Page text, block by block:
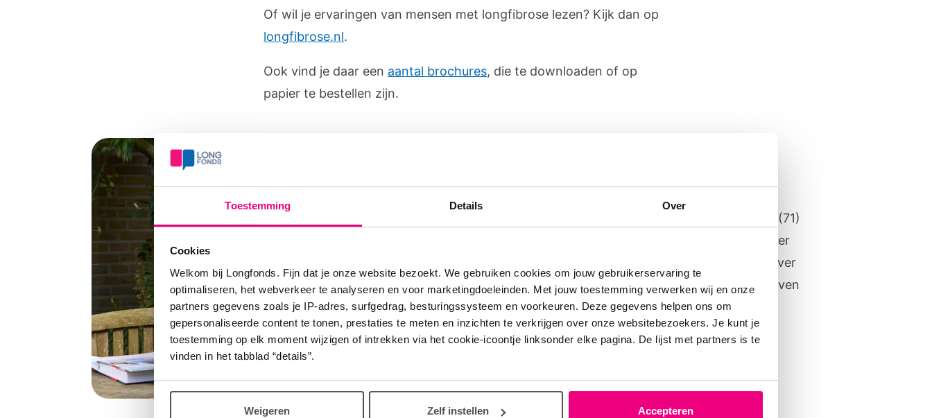
Toestemming Details Over
Cookies
Welkom bij Longfonds. Fijn dat je onze website bezoekt. We gebruiken cookies om jouw gebruikerservaring te
optimaliseren, het webverkeer te analyseren en voor marketingdoeleinden. Met jouw toestemming verwerken wij en onze
partners gegevens zoals je IP-adres, surfgedrag, besturingssysteem en voorkeuren. Deze gegevens helpen ons om
gepersonaliseerde content te tonen, prestaties te meten en inzichten te verkrijgen over onze websitebezoekers. Je kunt je
toestemming op elk moment wijzigen of intrekken via het cookie-icoontje linksonder elke pagina. De lijst met partners is te
vinden in het tabblad “details”.
Weigeren Zelf instellen Accepteren
Of wil je ervaringen van mensen met longfibrose lezen? Kijk dan op
longfibrose.nl.
Ook vind je daar een aantal brochures, die te downloaden of op
papier te bestellen zijn.
longfibrose
Een aantal jaar geleden kreeg Harry de Wit (71)
de diagnose longfibrose. Maar er steeds over
praten? Dat vindt hij zonde van zijn tijd. Liever
zoekt hij afleiding in wandelen, lezen, schrijven
en tuinieren. En in zijn werk voor de
patiëntenvereniging.